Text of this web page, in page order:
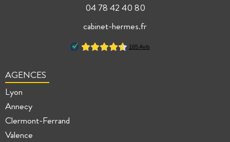
04 78 42 40 80
cabinet-hermes.fr
AGENCES
Lyon
Annecy
Clermont-Ferrand
Valence